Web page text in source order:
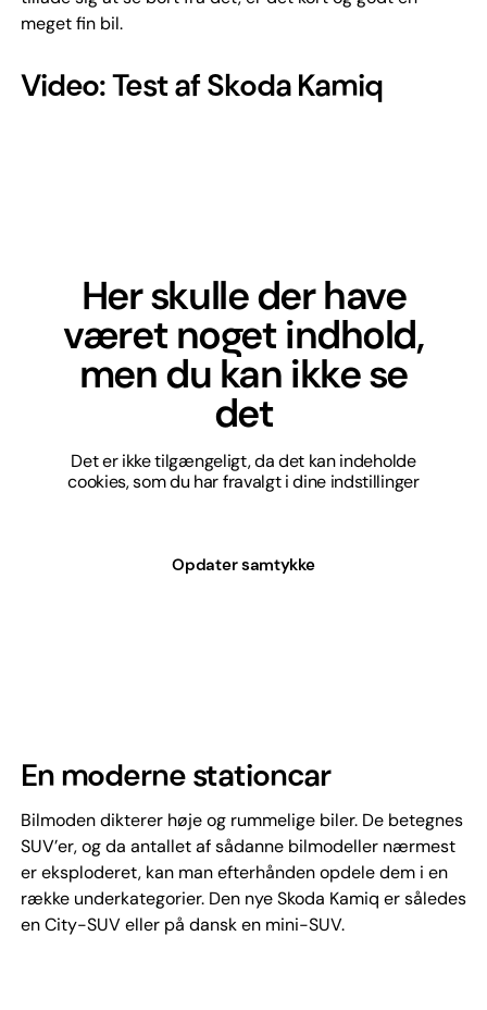
meget fin bil.
Video: Test af Skoda Kamiq
Her skulle der have
været noget indhold,
men du kan ikke se
det
Det er ikke tilgængeligt, da det kan indeholde
cookies, som du har fravalgt i dine indstillinger
Opdater samtykke
En moderne stationcar
Bilmoden dikterer høje og rummelige biler. De betegnes
SUV’er, og da antallet af sådanne bilmodeller nærmest
er eksploderet, kan man efterhånden opdele dem i en
række underkategorier. Den nye Skoda Kamiq er således
en City-SUV eller på dansk en mini-SUV.